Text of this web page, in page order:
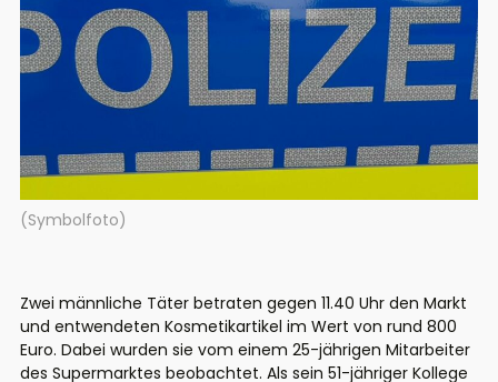
(Symbolfoto)
Zwei männliche Täter betraten gegen 11.40 Uhr den Markt
und entwendeten Kosmetikartikel im Wert von rund 800
Euro. Dabei wurden sie vom einem 25-jährigen Mitarbeiter
des Supermarktes beobachtet. Als sein 51-jähriger Kollege